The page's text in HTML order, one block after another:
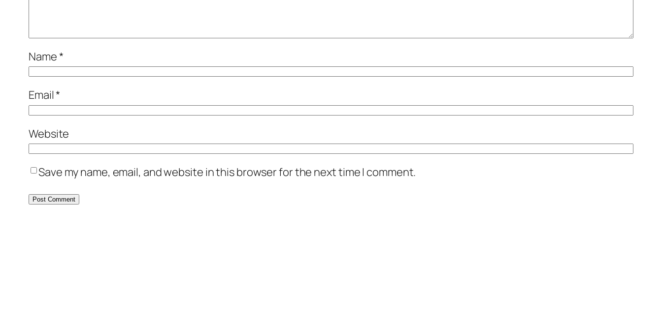
Name*
Email*
Website
Save my name, email, and website in this browser for the next time I comment.